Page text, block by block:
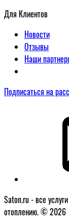
Для Клиентов
Новости
Отзывы
Наши
Подписаться на
Saton.ru - все
отоплению. © 2026